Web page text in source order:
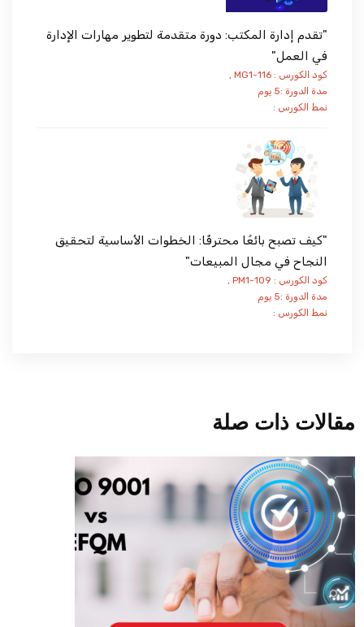
"تقدم إدارة المكتب: دورة متقدمة لتطوير مهارات الإدارة
في العمل"
كود الكورس : MG1-116 ,
مدة الدورة :5 يوم
نمط الكورس :
"كيف تصبح بائعًا محترفًا: الخطوات الأساسية لتحقيق
النجاح في مجال المبيعات"
كود الكورس : PM1-109 ,
مدة الدورة :5 يوم
نمط الكورس :
مقالات ذات صلة